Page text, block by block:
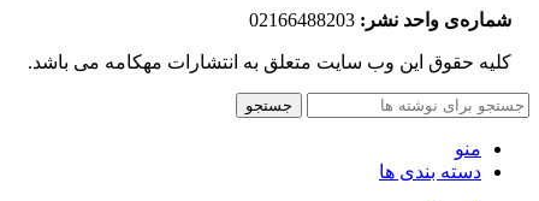
شماره‌‌ی واحد نشر:
کلیه حقوق این وب سایت متعلق به انتشارات مهکامه می باشد.
جستجو
منو
دسته بندی ها